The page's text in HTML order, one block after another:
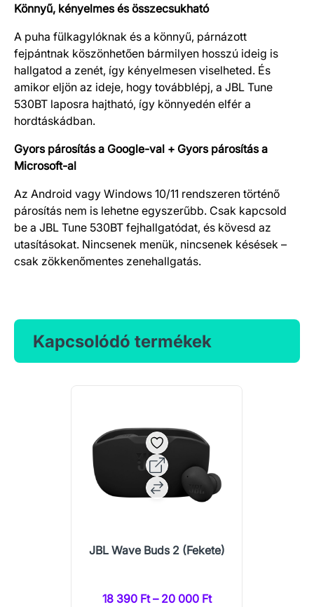
Könnyű, kényelmes és összecsukható
A puha fülkagylóknak és a könnyű, párnázott
fejpántnak köszönhetően bármilyen hosszú ideig is
hallgatod a zenét, így kényelmesen viselheted. És
amikor eljön az ideje, hogy továbblépj, a JBL Tune
530BT laposra hajtható, így könnyedén elfér a
hordtáskádban.
Gyors párosítás a Google-val + Gyors párosítás a
Microsoft-al
Az Android vagy Windows 10/11 rendszeren történő
párosítás nem is lehetne egyszerűbb. Csak kapcsold
be a JBL Tune 530BT fejhallgatódat, és kövesd az
utasításokat. Nincsenek menük, nincsenek késések –
csak zökkenőmentes zenehallgatás.
Kapcsolódó termékek
JBL Wave Buds 2 (Fekete)
18 390 Ft – 20 000 Ft